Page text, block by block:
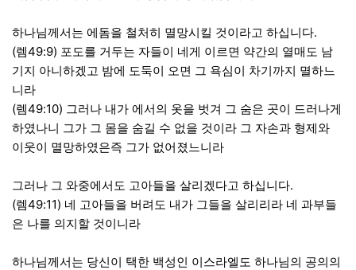
하나님께서는 에돔을 철처히 멸망시킬 것이라고 하십니다.
(렘49:9) 포도를 거두는 자들이 네게 이르면 약간의 열매도 남
기지 아니하겠고 밤에 도둑이 오면 그 욕심이 차기까지 멸하느
니라
(렘49:10) 그러나 내가 에서의 옷을 벗겨 그 숨은 곳이 드러나게
하였나니 그가 그 몸을 숨길 수 없을 것이라 그 자손과 형제와
이웃이 멸망하였은즉 그가 없어졌느니라
그러나 그 와중에서도 고아들을 살리겠다고 하십니다.
(렘49:11) 네 고아들을 버려도 내가 그들을 살리리라 네 과부들
은 나를 의지할 것이니라
하나님께서는 당신이 택한 백성인 이스라엘도 하나님의 공의의